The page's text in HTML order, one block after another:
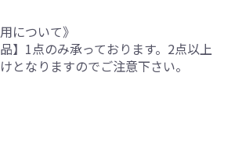
について》
】1点のみ承っております。2点以上
となりますのでご注意下さい。